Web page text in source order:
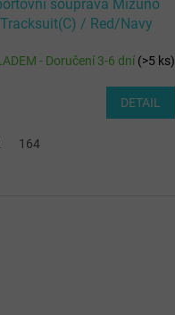
souprava Mizuno
/ Red/Navy
- Doručení 3-6 dní(>5 ks)
DETAIL
164